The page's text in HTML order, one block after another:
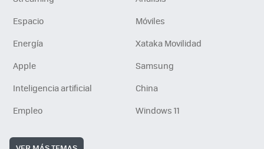
Espacio
Móviles
Energía
Xataka Movilidad
Apple
Samsung
Inteligencia artificial
China
Empleo
Windows 11